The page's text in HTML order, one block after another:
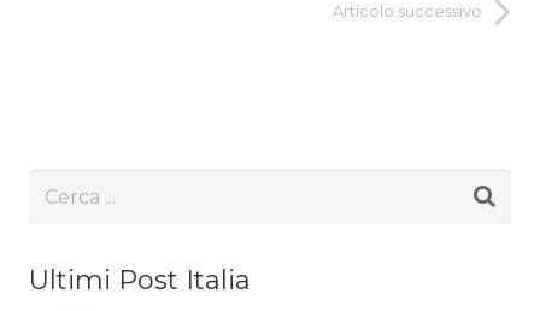
Articolo successivo
Ultimi Post Italia